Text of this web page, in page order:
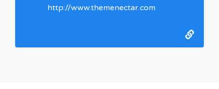
http://www.themenectar.com